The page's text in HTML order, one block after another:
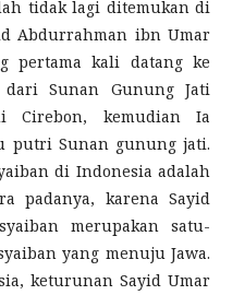
tidak lagi ditemukan di
Abdurrahman ibn Umar
pertama kali datang ke
dari Sunan Gunung Jati
Cirebon, kemudian Ia
putri Sunan gunung jati.
di Indonesia adalah
padanya, karena Sayid
merupakan satu-
yang menuju Jawa.
keturunan Sayid Umar